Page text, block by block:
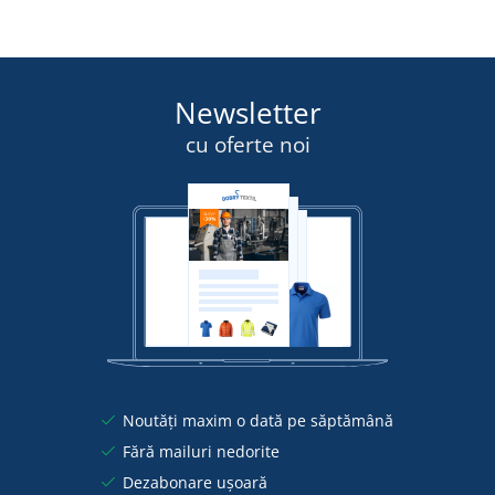
Newsletter
cu oferte noi
Noutăți maxim o dată pe săptămână
Fără mailuri nedorite
Dezabonare ușoară